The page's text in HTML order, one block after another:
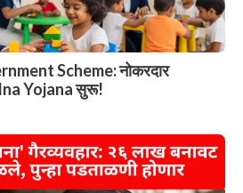
Scheme: नोकरदार
Yojana सुरू!